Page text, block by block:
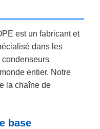
est un fabricant et
dans les
condenseurs
entier. Notre
la chaîne de
base